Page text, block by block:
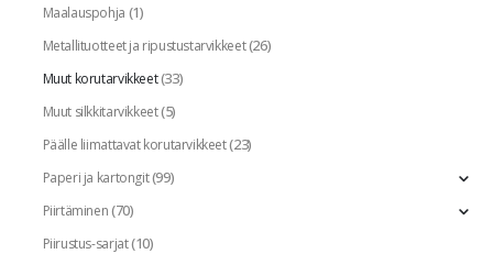
Maalauspohja (1)
Metallituotteet ja ripustustarvikkeet(26)
Muut korutarvikkeet(33)
Muut silkkitarvikkeet(5)
Päälle liimattavat korutarvikkeet(23)
Paperi ja kartongit(99)
Piirtäminen(70)
Piirustus-sarjat(10)